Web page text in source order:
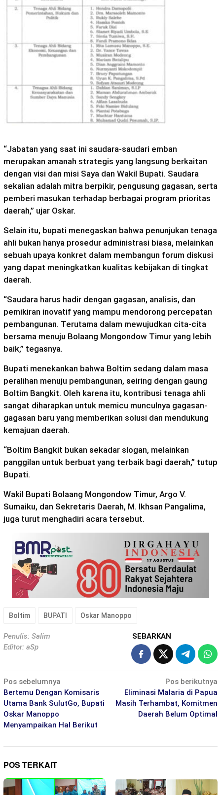
“Jabatan yang saat ini saudara-saudari emban
merupakan amanah strategis yang langsung berkaitan
dengan visi dan misi Saya dan Wakil Bupati. Saudara
sekalian adalah mitra berpikir, pengusung gagasan, serta
pemberi masukan terhadap berbagai program prioritas
daerah,” ujar Oskar.
Selain itu, bupati menegaskan bahwa penunjukan tenaga
ahli bukan hanya prosedur administrasi biasa, melainkan
sebuah upaya konkret dalam membangun forum diskusi
yang dapat meningkatkan kualitas kebijakan di tingkat
daerah.
“Saudara harus hadir dengan gagasan, analisis, dan
pemikiran inovatif yang mampu mendorong percepatan
pembangunan. Terutama dalam mewujudkan cita-cita
bersama menuju Bolaang Mongondow Timur yang lebih
baik,” tegasnya.
Bupati menekankan bahwa Boltim sedang dalam masa
peralihan menuju pembangunan, seiring dengan gaung
Boltim Bangkit. Oleh karena itu, kontribusi tenaga ahli
sangat diharapkan untuk memicu munculnya gagasan-
gagasan baru yang memberikan solusi dan mendukung
kemajuan daerah.
“Boltim Bangkit bukan sekadar slogan, melainkan
panggilan untuk berbuat yang terbaik bagi daerah,” tutup
Bupati.
Wakil Bupati Bolaang Mongondow Timur, Argo V.
Sumaiku, dan Sekretaris Daerah, M. Ikhsan Pangalima,
juga turut menghadiri acara tersebut.
Boltim BUPATI Oskar Manoppo
Penulis: Salim
Editor: aSp
SEBARKAN
Navigasi
pos
Pos sebelumnya
Bertemu Dengan Komisaris
Utama Bank SulutGo, Bupati
Oskar Manoppo
Menyampaikan Hal Berikut
Pos berikutnya
Eliminasi Malaria di Papua
Masih Terhambat, Komitmen
Daerah Belum Optimal
POS TERKAIT